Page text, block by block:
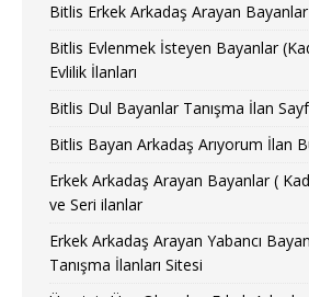
Bitlis Erkek Arkadaş Arayan Bayanlar
Bitlis Evlenmek İsteyen Bayanlar
Evlilik İlanları
Bitlis Dul Bayanlar Tanışma İlan
Bitlis Bayan Arkadaş Arıyorum İlan
Erkek Arkadaş Arayan Bayanlar (
ve Seri ilanlar
Erkek Arkadaş Arayan Yabancı
Tanışma İlanları Sitesi